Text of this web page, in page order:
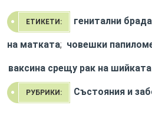
ЕТИКЕТИ: генитални
на матката; човешки
ваксина срещу рак на
РУБРИКИ: Състояния и